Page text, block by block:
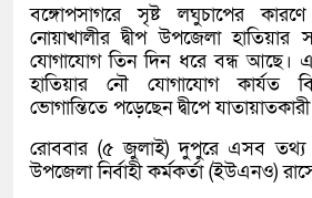
বঙ্গোপসাগরে সৃষ্ট লঘুচাপের
নোয়াখালীর দ্বীপ উপজেলা হাতিয়ার
যোগাযোগ তিন দিন ধরে বন্ধ আছে।
হাতিয়ার নৌ যোগাযোগ কার্যত
ভোগান্তিতে পড়েছেন দ্বীপে
রোববার (৫ জুলাই) দুপুরে এসব তথ্য
উপজেলা নির্বাহী কর্মকর্তা (ইউএনও)